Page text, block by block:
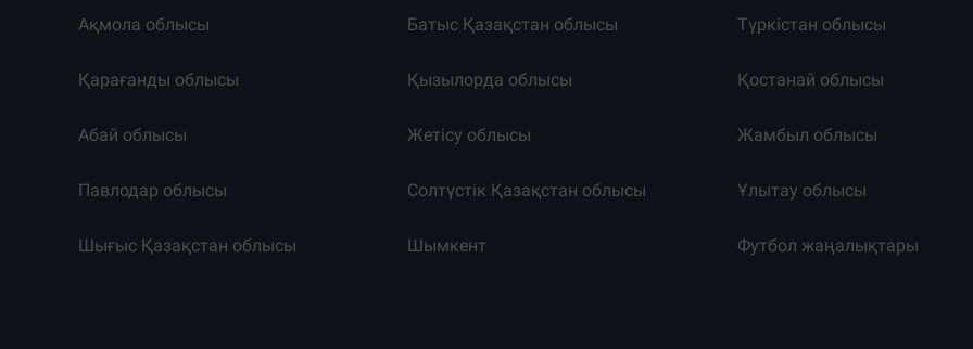
Ақмола облысы Батыс Қазақстан облысы Түркістан облысы
Қарағанды облысы Қызылорда облысы Қостанай облысы
Абай облысы Жетісу облысы Жамбыл облысы
Павлодар облысы Солтүстік Қазақстан облысы Ұлытау облысы
Шығыс Қазақстан облысы Шымкент Футбол жаңалықтары